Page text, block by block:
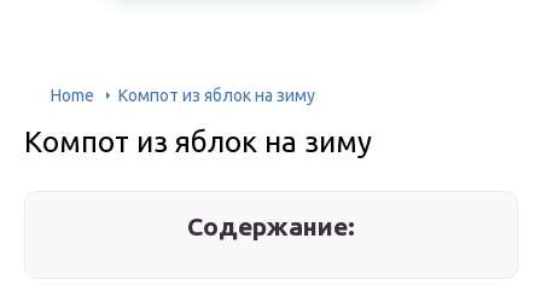
Home Компот из яблок на зиму
Компот из яблок на зиму
Содержание: